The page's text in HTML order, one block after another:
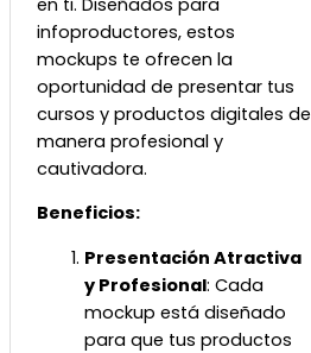
infoproductores, estos
mockups te ofrecen la
oportunidad de presentar tus
cursos y productos digitales de
manera profesional y
cautivadora.
Beneficios:
Presentación Atractiva
y Profesional: Cada
mockup está diseñado
para que tus productos